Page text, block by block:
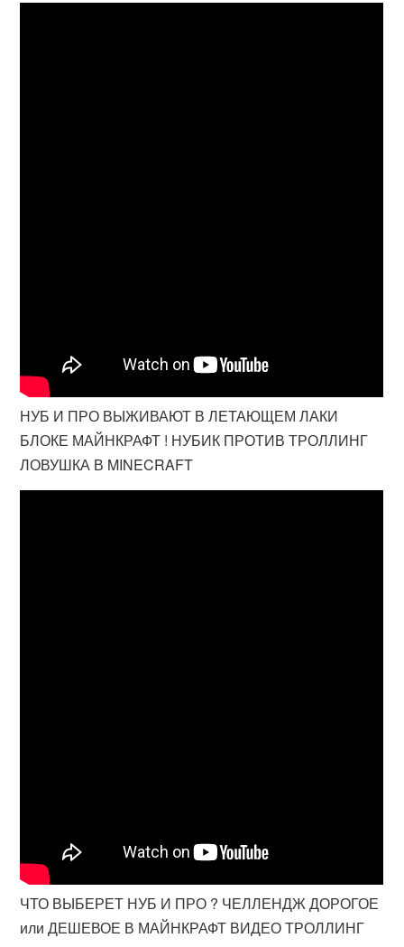
НУБ И ПРО ВЫЖИВАЮТ В ЛЕТАЮЩЕМ ЛАКИ
БЛОКЕ МАЙНКРАФТ ! НУБИК ПРОТИВ ТРОЛЛИНГ
ЛОВУШКА В MINECRAFT
ЧТО ВЫБЕРЕТ НУБ И ПРО ? ЧЕЛЛЕНДЖ ДОРОГОЕ
или ДЕШЕВОЕ В МАЙНКРАФТ ВИДЕО ТРОЛЛИНГ